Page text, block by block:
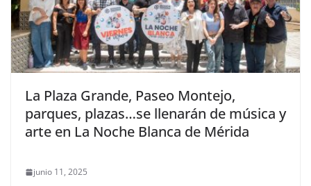
La Plaza Grande, Paseo Montejo,
parques, plazas…se llenarán de música y
arte en La Noche Blanca de Mérida
junio 11, 2025